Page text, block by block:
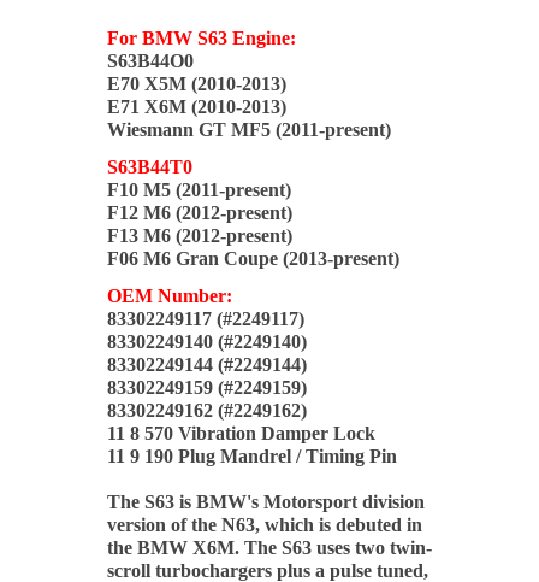
For BMW S63 Engine:
S63B44O0
E70 X5M (2010-2013)
E71 X6M (2010-2013)
Wiesmann GT MF5 (2011-present)
S63B44T0
F10 M5 (2011-present)
F12 M6 (2012-present)
F13 M6 (2012-present)
F06 M6 Gran Coupe (2013-present)
OEM Number:
83302249117 (#2249117)
83302249140 (#2249140)
83302249144 (#2249144)
83302249159 (#2249159)
83302249162 (#2249162)
11 8 570 Vibration Damper Lock
11 9 190 Plug Mandrel / Timing Pin
The S63 is BMW's Motorsport division
version of the N63, which is debuted in
the BMW X6M. The S63 uses two twin-
scroll turbochargers plus a pulse tuned,